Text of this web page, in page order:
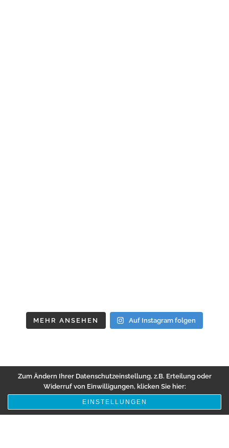
MEHR ANSEHEN Auf Instagram folgen
Zum Ändern Ihrer Datenschutzeinstellung, z.B. Erteilung oder
Widerruf von Einwilligungen, klicken Sie hier:
EINSTELLUNGEN